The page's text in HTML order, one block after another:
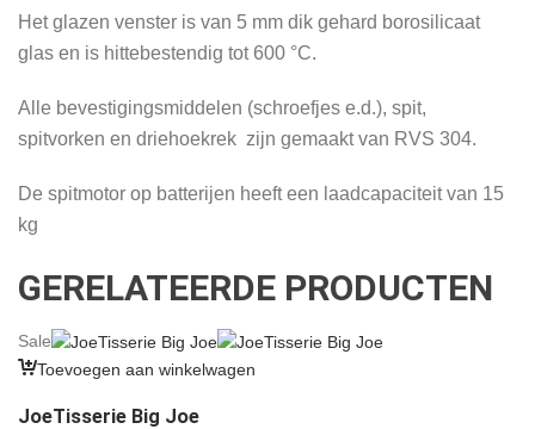
Het glazen venster is van 5 mm dik gehard borosilicaat
glas en is hittebestendig tot 600 °C.
Alle bevestigingsmiddelen (schroefjes e.d.), spit,
spitvorken en driehoekrek zijn gemaakt van RVS 304.
De spitmotor op batterijen heeft een laadcapaciteit van 15
kg
GERELATEERDE PRODUCTEN
Sale
Toevoegen aan winkelwagen
JoeTisserie Big Joe